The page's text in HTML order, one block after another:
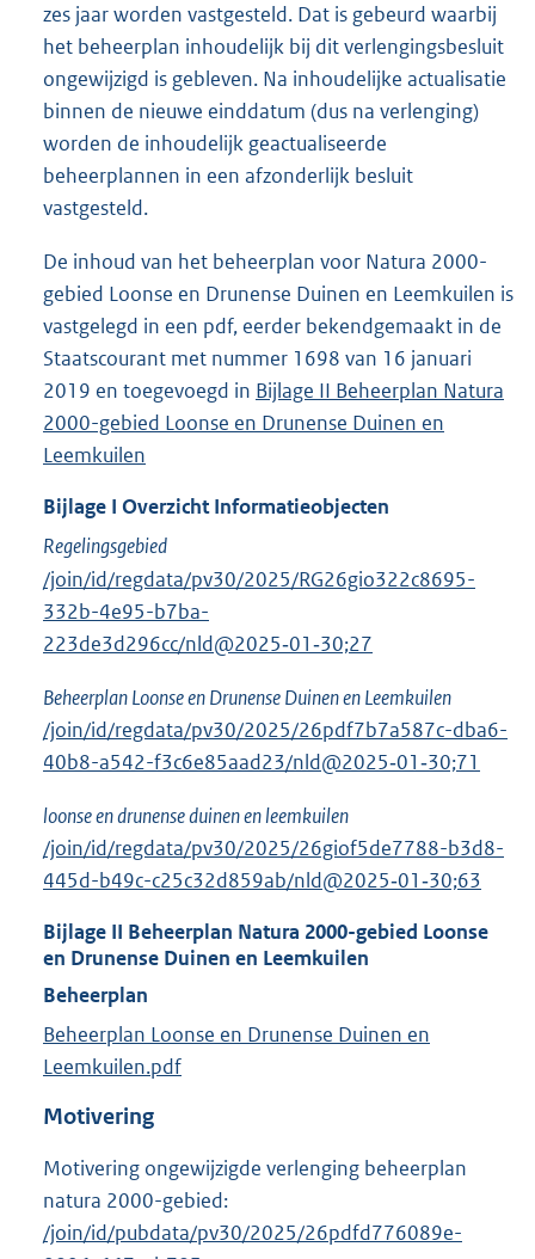
zes jaar worden vastgesteld. Dat is gebeurd waarbij
het beheerplan inhoudelijk bij dit verlengingsbesluit
ongewijzigd is gebleven. Na inhoudelijke actualisatie
binnen de nieuwe einddatum (dus na verlenging)
worden de inhoudelijk geactualiseerde
beheerplannen in een afzonderlijk besluit
vastgesteld.
De inhoud van het beheerplan voor Natura 2000-
gebied Loonse en Drunense Duinen en Leemkuilen is
vastgelegd in een pdf, eerder bekendgemaakt in de
Staatscourant met nummer 1698 van 16 januari
2019 en toegevoegd in Bijlage II Beheerplan Natura
2000-gebied Loonse en Drunense Duinen en
Leemkuilen
Bijlage I Overzicht Informatieobjecten
Regelingsgebied
/join/id/regdata/pv30/2025/RG26gio322c8695-
332b-4e95-b7ba-
223de3d296cc/nld@2025‑01‑30;27
Beheerplan Loonse en Drunense Duinen en Leemkuilen
/join/id/regdata/pv30/2025/26pdf7b7a587c-dba6-
40b8-a542-f3c6e85aad23/nld@2025‑01‑30;71
loonse en drunense duinen en leemkuilen
/join/id/regdata/pv30/2025/26giof5de7788-b3d8-
445d-b49c-c25c32d859ab/nld@2025‑01‑30;63
Bijlage II Beheerplan Natura 2000-gebied Loonse
en Drunense Duinen en Leemkuilen
Beheerplan
Beheerplan Loonse en Drunense Duinen en
Leemkuilen.pdf
Motivering
Motivering ongewijzigde verlenging beheerplan
natura 2000-gebied:
/join/id/pubdata/pv30/2025/26pdfd776089e-